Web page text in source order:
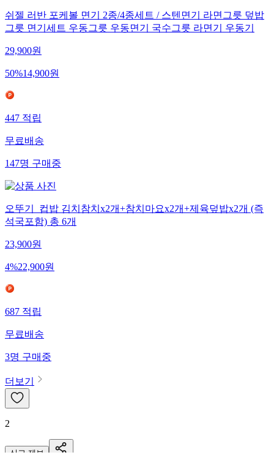
쉬젤 러반 포케볼 면기 2종/4종세트 / 스텐면기 라면그릇 덮밥
그릇 면기세트 우동그릇 우동면기 국수그릇 라면기 우동기
29,900원
50%14,900원
447적립
무료배송
147명구매중
오뚜기_컵밥 김치참치x2개+참치마요x2개+제육덮밥x2개 (즉
석국포함) 총 6개
23,900원
4%22,900원
687적립
무료배송
3명구매중
더보기
2